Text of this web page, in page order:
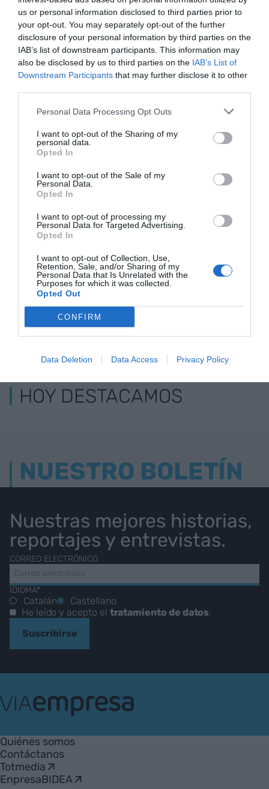
us or personal information disclosed to third parties prior to
your opt-out. You may separately opt-out of the further
disclosure of your personal information by third parties on the
IAB’s list of downstream participants. This information may
also be disclosed by us to third parties on the IAB’s List of
Downstream Participants that may further disclose it to other
Personal Data Processing Opt Outs
I want to opt-out of the Sharing of my
personal data.
Opted In
I want to opt-out of the Sale of my
Personal Data.
Opted In
I want to opt-out of processing my
Personal Data for Targeted Advertising.
Opted In
I want to opt-out of Collection, Use,
Retention, Sale, and/or Sharing of my
Personal Data that Is Unrelated with the
Purposes for which it was collected.
Opted Out
CONFIRM
Data Deletion Data Access Privacy Policy
RELACIONADAS
Empresas que ya
fichan robots
La investigación de
móvil
HOY DESTACAMOS
NUESTRO BOLETÍN
Nuestras mejores historias,
reportajes y entrevistas.
CORREO ELECTRÓNICO
IDIOMA*
Catalán
Castellano
He leído y acepto el tratamiento de datos.
Suscribirse
Empresa
Quiénes somos
Contáctanos
Totmedia
EnpresaBIDEA